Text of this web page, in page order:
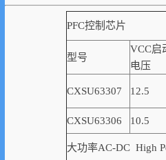
PFC控制芯片
型号
VCC启
电压
CXSU63307 12.5
CXSU63306 10.5
大功率AC-DC High